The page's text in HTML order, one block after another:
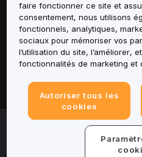
Assistance
Produits
Mentions légales
© 2025-2026 Bybit.eu. All
Conditions d'utilisation |
Informations
faire fonctionner ce site et
consentement, nous utilisons
fonctionnels, analytiques,
sociaux pour mémoriser vos
l’utilisation du site, l’améliorer,
fonctionnalités de marketing et
Autoriser tous les
cookies